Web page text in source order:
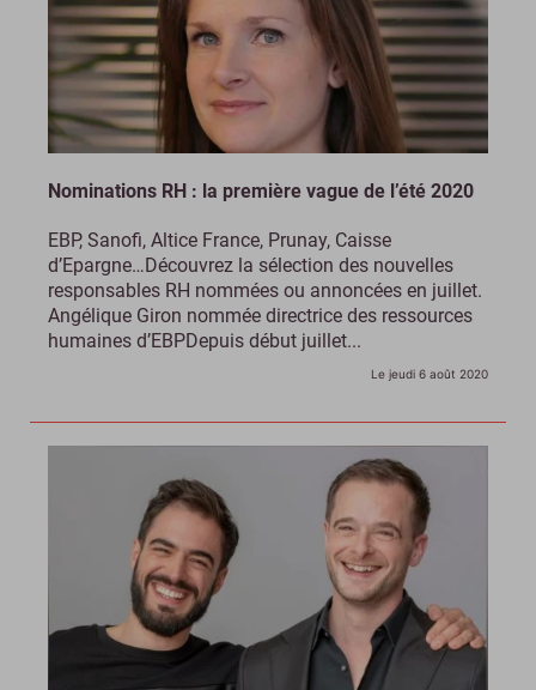
Nominations RH : la première vague de l’été 2020
EBP, Sanofi, Altice France, Prunay, Caisse
d’Epargne…Découvrez la sélection des nouvelles
responsables RH nommées ou annoncées en juillet.
Angélique Giron nommée directrice des ressources
humaines d’EBPDepuis début juillet...
Le jeudi 6 août 2020